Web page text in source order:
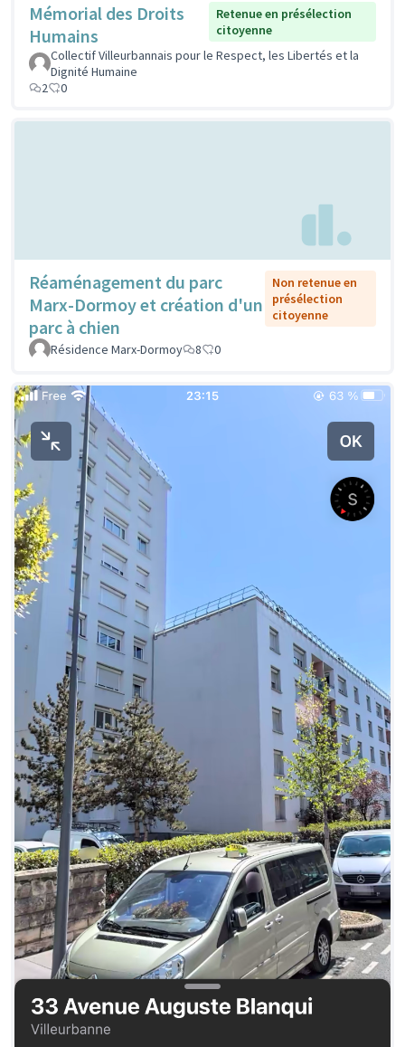
Mémorial des Droits
Humains
Retenue en présélection
citoyenne
Collectif Villeurbannais pour le Respect, les Libertés et la
Dignité Humaine
2
0
Réaménagement du parc
Marx-Dormoy et création d'un
parc à chien
Non retenue en
présélection
citoyenne
Résidence Marx-Dormoy 8 0